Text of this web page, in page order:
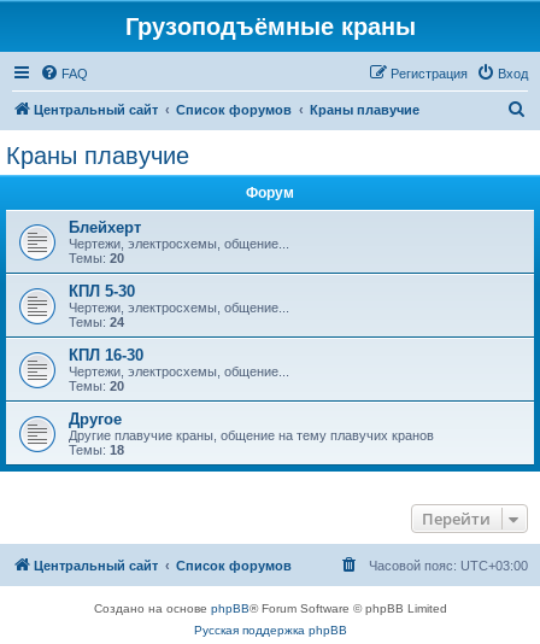
Грузоподъёмные краны
FAQ Вход
Регистрация
Центральный сайт Список форумов Краны плавучие
Краны плавучие
Форум
Блейхерт
Чертежи, электросхемы, общение...
Темы: 20
КПЛ 5-30
Чертежи, электросхемы, общение...
Темы: 24
КПЛ 16-30
Чертежи, электросхемы, общение...
Темы: 20
Другое
Другие плавучие краны, общение на тему плавучих кранов
Темы: 18
Перейти
Центральный сайт Список форумов Часовой пояс: UTC+03:00
Создано на основе phpBB® Forum Software © phpBB Limited
Русская поддержка phpBB